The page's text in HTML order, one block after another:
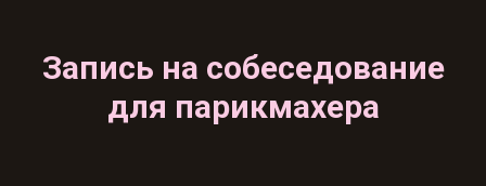
Запись на собеседование
для парикмахера